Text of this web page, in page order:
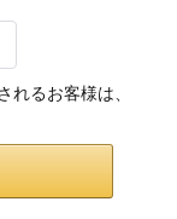
るお客様は、